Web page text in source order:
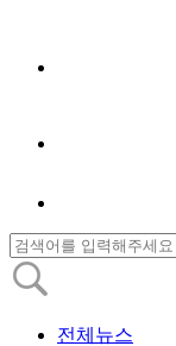
전체뉴스